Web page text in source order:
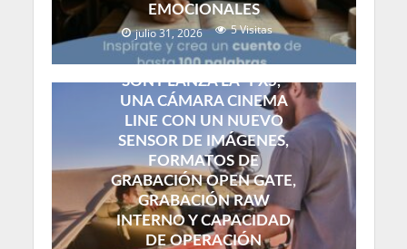
EMOCIONALES
julio 31, 2026 5 Visitas
SONY LANZA LA “FX5,”
UNA CÁMARA CINEMA
LINE CON UN NUEVO
SENSOR DE IMÁGENES,
FORMATOS DE
GRABACIÓN OPEN GATE,
GRABACIÓN RAW
INTERNO Y CAPACIDAD
DE OPERACIÓN